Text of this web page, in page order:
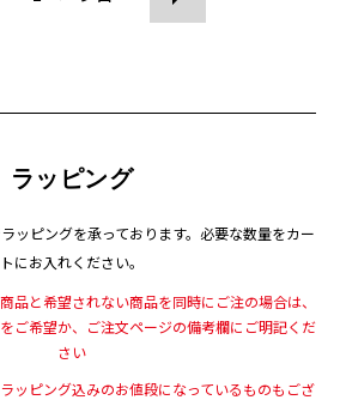
ラッピング
ッピングを承っております。 必要な数量をカー
トにお入れください。
と希望されない商品を同時にご注の場合は、
ご希望か、ご注文ページの備考欄にご明記くだ
さい
ッピング込みのお値段になっているものもござ